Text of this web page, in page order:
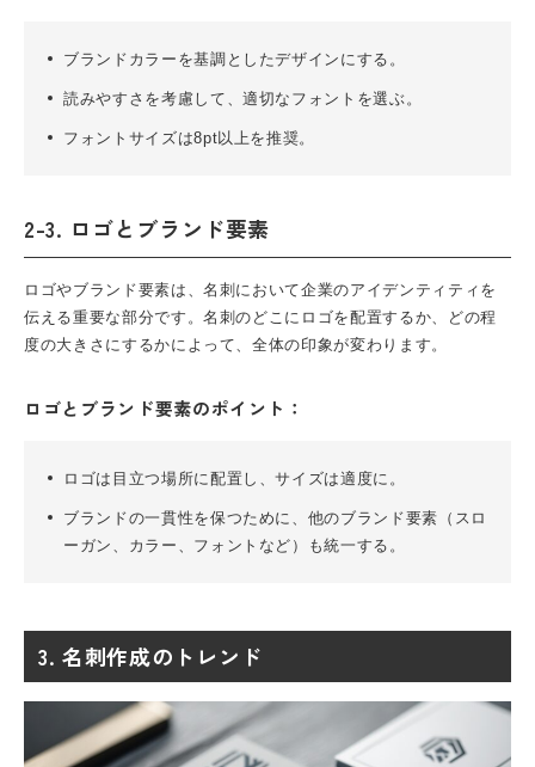
ブランドカラーを基調としたデザインにする。
読みやすさを考慮して、適切なフォントを選ぶ。
フォントサイズは8pt以上を推奨。
2-3. ロゴとブランド要素
ロゴやブランド要素は、名刺において企業のアイデンティティを
伝える重要な部分です。名刺のどこにロゴを配置するか、どの程
度の大きさにするかによって、全体の印象が変わります。
ロゴとブランド要素のポイント：
ロゴは目立つ場所に配置し、サイズは適度に。
ブランドの一貫性を保つために、他のブランド要素（スロ
ーガン、カラー、フォントなど）も統一する。
3. 名刺作成のトレンド